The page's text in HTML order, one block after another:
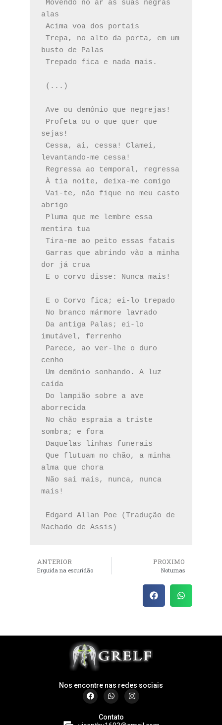
alas
Acima voa dos portais
busto de Palas
Trepado fica e nada mais.
(...)
Ave ou demônio que negrejas!
sejas!
levantando-me cessa!
Regressa ao temporal, regressa
À tia noite, deixa-me comigo
abrigo
mentira tua
Tira-me ao peito essas fatais
dor já crua
E o corvo disse: Nunca mais!
E o Corvo fica; ei-lo trepado
No branco mármore lavrado
imutável, ferrenho
cenho
caída
aborrecida
sombra; e fora
Daquelas linhas funerais
alma que chora
mais!
Machado de Assis)
ANTERIOR
Erguida na escuridão
PROXIMO
Noturnas
Nos encontre nas redes sociais
Contato